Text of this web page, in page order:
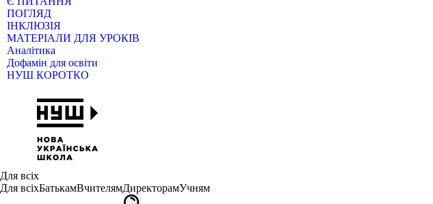
ПОГЛЯД
ІНКЛЮЗІЯ
МАТЕРІАЛИ ДЛЯ УРОКІВ
Аналітика
Дофамін для освіти
НУШ КОРОТКО
Для всіх
Для всіхБатькамВчителямДиректорамУчням